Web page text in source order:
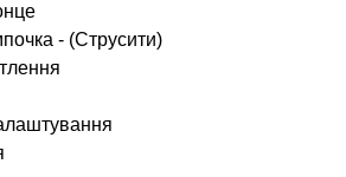
- (Струсити)